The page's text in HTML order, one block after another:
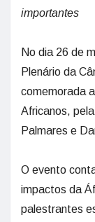
importantes
No dia 26 de
Plenário da
comemorada
Africanos,
Palmares e
O evento
impactos da
palestrantes